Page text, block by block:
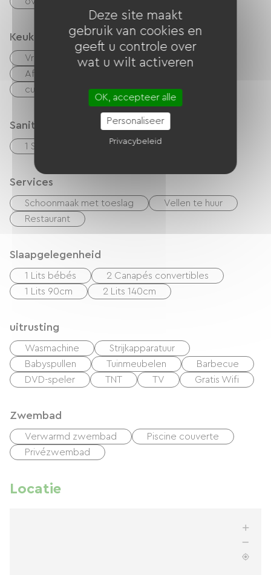
Keuken
Vriezer Afwasmachine
Koelkast
Afzuigkap
cuisinière
Keukentje
Sanitair
1 Salle d'eau (douche)
Services
Schoonmaak met toeslag
Vellen te huur
Restaurant
Slaapgelegenheid
1 Lits bébés
2 Canapés convertibles
1 Lits 90cm
2 Lits 140cm
uitrusting
Wasmachine
Strijkapparatuur
Babyspullen
Tuinmeubelen
Barbecue
DVD-speler
TNT TV Gratis Wifi
Zwembad
Verwarmd zwembad
Piscine couverte
Privézwembad
Locatie
Deze site maakt
gebruik van cookies en
geeft u controle over
wat u wilt activeren
OK, accepteer alle
Personaliseer
Privacybeleid